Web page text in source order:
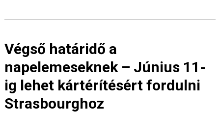
Végső határidő a
napelemeseknek – Június 11-
ig lehet kártérítésért fordulni
Strasbourghoz